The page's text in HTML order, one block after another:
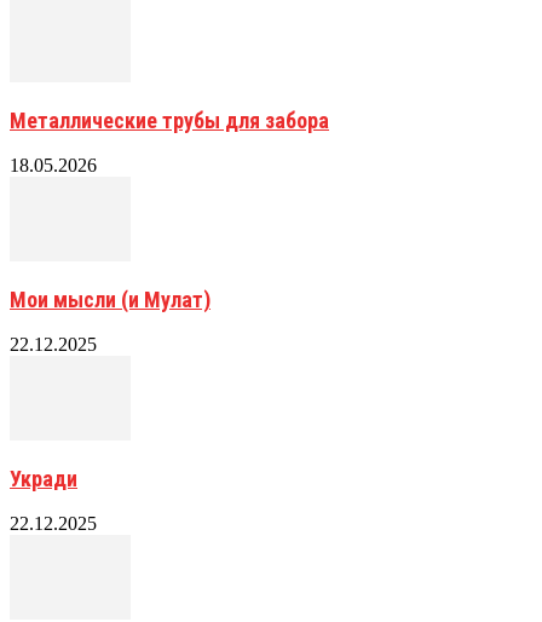
Металлические трубы для забора
18.05.2026
Мои мысли (и Мулат)
22.12.2025
Укради
22.12.2025